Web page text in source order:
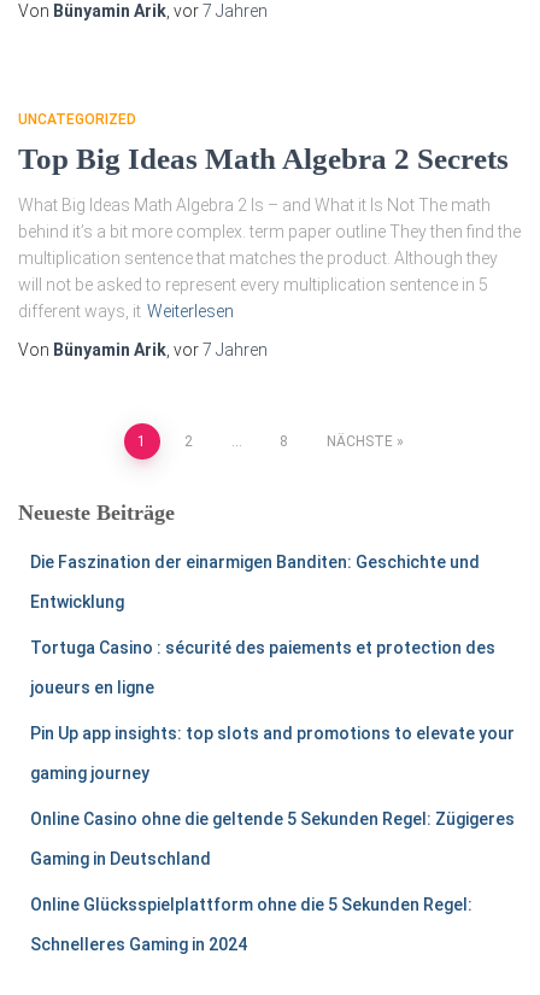
Von Bünyamin Arik , vor7 Jahren
UNCATEGORIZED
Top Big Ideas Math Algebra 2 Secrets
What Big Ideas Math Algebra 2 Is – and What it Is Not The math
behind it’s a bit more complex. term paper outline They then find the
multiplication sentence that matches the product. Although they
will not be asked to represent every multiplication sentence in 5
different ways, it Weiterlesen
Von Bünyamin Arik , vor7 Jahren
1 2 … 8 NÄCHSTE
Neueste Beiträge
Die Faszination der einarmigen Banditen: Geschichte und
Entwicklung
Tortuga Casino : sécurité des paiements et protection des
joueurs en ligne
Pin Up app insights: top slots and promotions to elevate your
gaming journey
Online Casino ohne die geltende 5 Sekunden Regel: Zügigeres
Gaming in Deutschland
Online Glücksspielplattform ohne die 5 Sekunden Regel:
Schnelleres Gaming in 2024